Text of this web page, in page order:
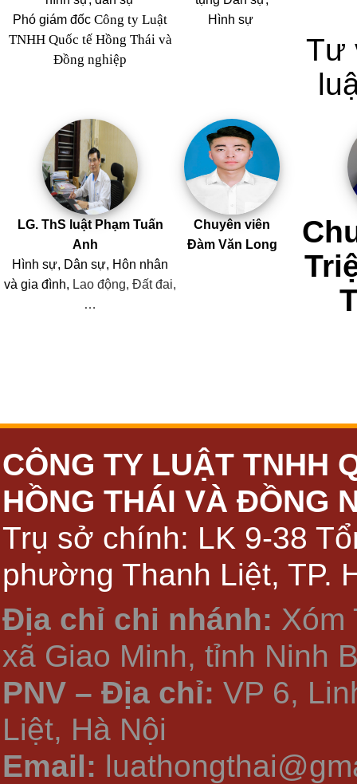
Phó giám đốc Công ty Luật
TNHH Quốc tế Hồng Thái và
Đồng nghiệp
Hình sự
Tư
LG. ThS luật Phạm Tuấn
Anh
Hình sự, Dân sự, Hôn nhân
và gia đình, Lao động, Đất đai,
…
Chuyên viên
Đàm Văn Long
CÔNG TY LUẬT TNHH
HỒNG THÁI VÀ ĐỒNG
Trụ sở chính: LK 9-38
phường Thanh Liệt, TP.
Địa chỉ chi nhánh: Xóm
xã Giao Minh, tỉnh Ninh
PNV – Địa chỉ: VP 6,
Liệt, Hà Nội
Email: